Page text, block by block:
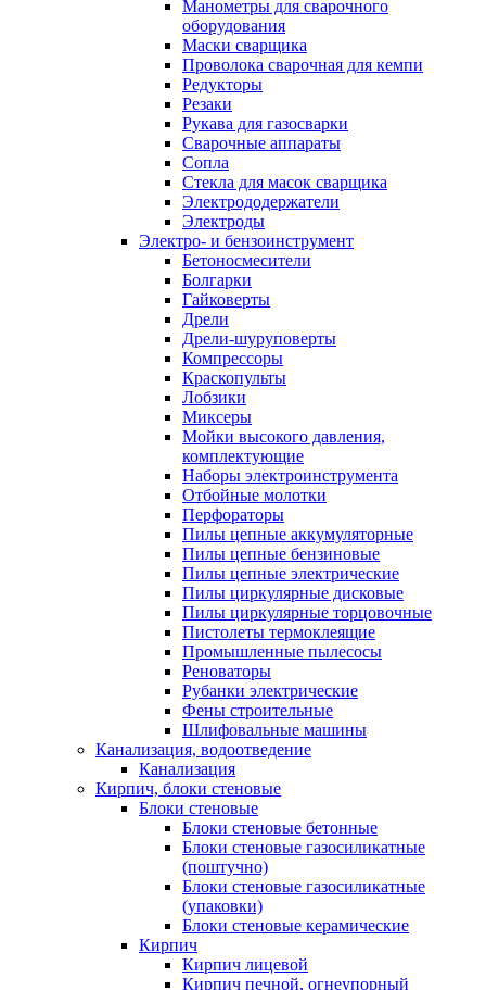
Манометры для сварочного
оборудования
Маски сварщика
Проволока сварочная для кемпи
Редукторы
Резаки
Рукава для газосварки
Сварочные аппараты
Сопла
Стекла для масок сварщика
Электрододержатели
Электроды
Электро- и бензоинструмент
Бетоносмесители
Болгарки
Гайковерты
Дрели
Дрели-шуруповерты
Компрессоры
Краскопульты
Лобзики
Миксеры
Мойки высокого давления,
комплектующие
Наборы электроинструмента
Отбойные молотки
Перфораторы
Пилы цепные аккумуляторные
Пилы цепные бензиновые
Пилы цепные электрические
Пилы циркулярные дисковые
Пилы циркулярные торцовочные
Пистолеты термоклеящие
Промышленные пылесосы
Реноваторы
Рубанки электрические
Фены строительные
Шлифовальные машины
Канализация, водоотведение
Канализация
Кирпич, блоки стеновые
Блоки стеновые
Блоки стеновые бетонные
Блоки стеновые газосиликатные
(поштучно)
Блоки стеновые газосиликатные
(упаковки)
Блоки стеновые керамические
Кирпич
Кирпич лицевой
Кирпич печной, огнеупорный